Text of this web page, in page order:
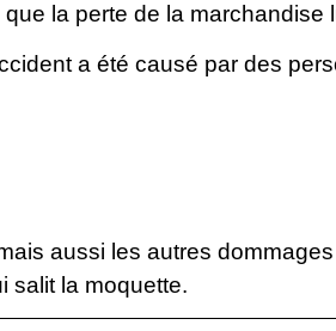
la perte de la marchandise
a été causé par des
aussi les autres
salit la moquette.